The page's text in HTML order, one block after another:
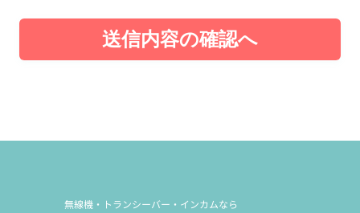
送信内容の確認へ
無線機・トランシーバー・インカムなら